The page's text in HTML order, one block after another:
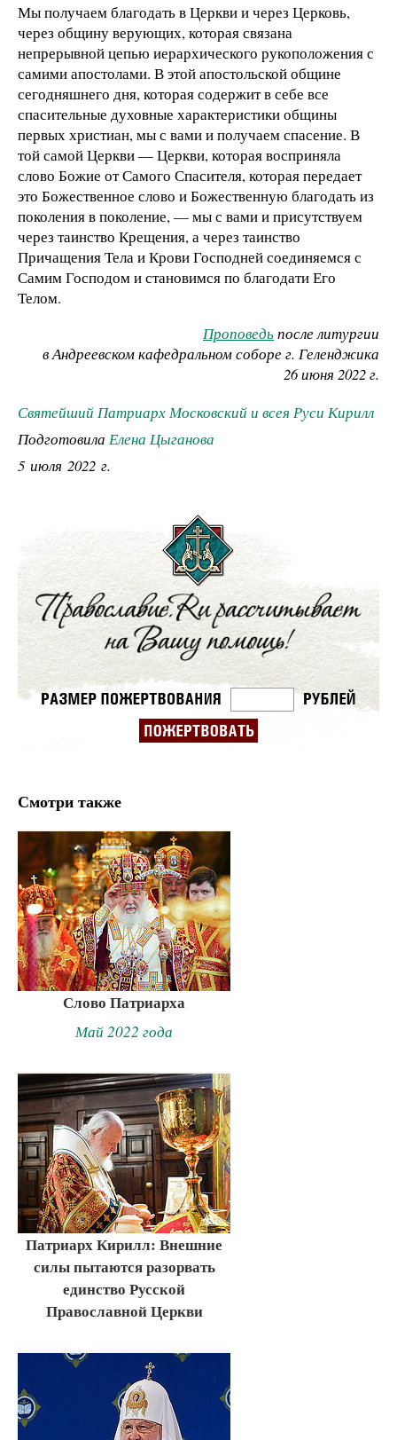
Мы получаем благодать в Церкви и через Церковь,
через общину верующих, которая связана
непрерывной цепью иерархического рукоположения с
самими апостолами. В этой апостольской общине
сегодняшнего дня, которая содержит в себе все
спасительные духовные характеристики общины
первых христиан, мы с вами и получаем спасение. В
той самой Церкви — Церкви, которая восприняла
слово Божие от Самого Спасителя, которая передает
это Божественное слово и Божественную благодать из
поколения в поколение, — мы с вами и присутствуем
через таинство Крещения, а через таинство
Причащения Тела и Крови Господней соединяемся с
Самим Господом и становимся по благодати Его
Телом.
Проповедьпосле литургии
в Андреевском кафедральном соборе г. Геленджика
26 июня 2022 г.
Святейший Патриарх Московский и всея Руси Кирилл
Подготовила Елена Цыганова
5 июля 2022 г.
Смотри также
Слово Патриарха
Май 2022 года
Патриарх Кирилл: Внешние
силы пытаются разорвать
единство Русской
Православной Церкви